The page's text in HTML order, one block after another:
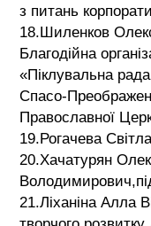
з питань
18.Шиленков
Благодійна
«Піклувальна
Спасо-
Православної
19.Рогачева
20.Хачатурян
21.Ліханіна Алла